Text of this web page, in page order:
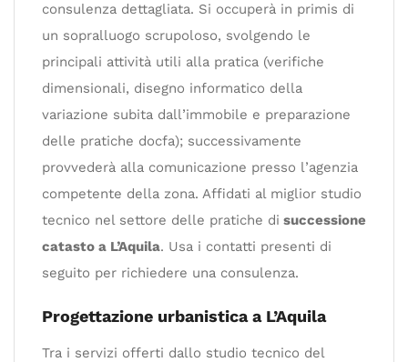
consulenza dettagliata. Si occuperà in primis di
un sopralluogo scrupoloso, svolgendo le
principali attività utili alla pratica (verifiche
dimensionali, disegno informatico della
variazione subita dall’immobile e preparazione
delle pratiche docfa); successivamente
provvederà alla comunicazione presso l’agenzia
competente della zona. Affidati al miglior studio
tecnico nel settore delle pratiche di successione
catasto a L’Aquila. Usa i contatti presenti di
seguito per richiedere una consulenza.
Progettazione urbanistica a L’Aquila
Tra i servizi offerti dallo studio tecnico del